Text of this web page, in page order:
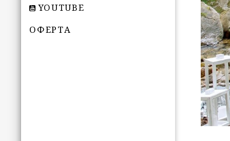
YOUTUBE
ОФЕРТА